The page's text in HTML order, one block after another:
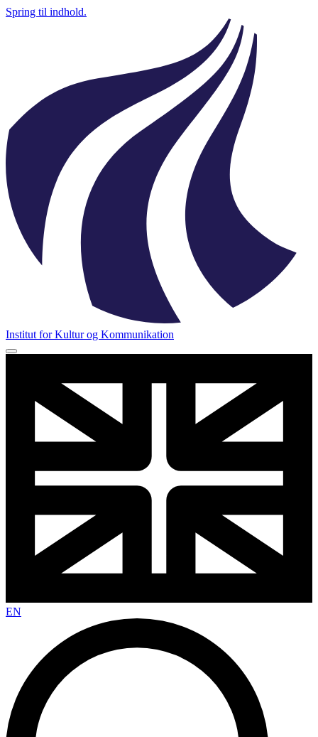
Spring til indhold.
Institut for Kultur og Kommunikation
EN